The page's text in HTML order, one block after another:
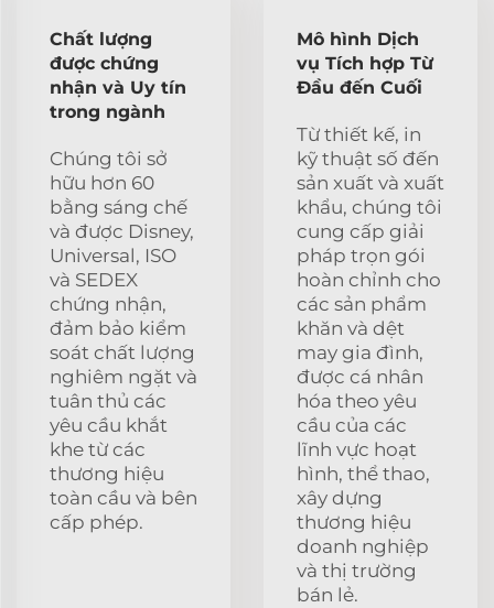
Chất lượng
được chứng
nhận và Uy tín
trong ngành
Chúng tôi sở
hữu hơn 60
bằng sáng chế
và được Disney,
Universal, ISO
và SEDEX
chứng nhận,
đảm bảo kiểm
soát chất lượng
nghiêm ngặt và
tuân thủ các
yêu cầu khắt
khe từ các
thương hiệu
toàn cầu và bên
cấp phép.
Mô hình Dịch
vụ Tích hợp Từ
Đầu đến Cuối
Từ thiết kế, in
kỹ thuật số đến
sản xuất và xuất
khẩu, chúng tôi
cung cấp giải
pháp trọn gói
hoàn chỉnh cho
các sản phẩm
khăn và dệt
may gia đình,
được cá nhân
hóa theo yêu
cầu của các
lĩnh vực hoạt
hình, thể thao,
xây dựng
thương hiệu
doanh nghiệp
và thị trường
bán lẻ.